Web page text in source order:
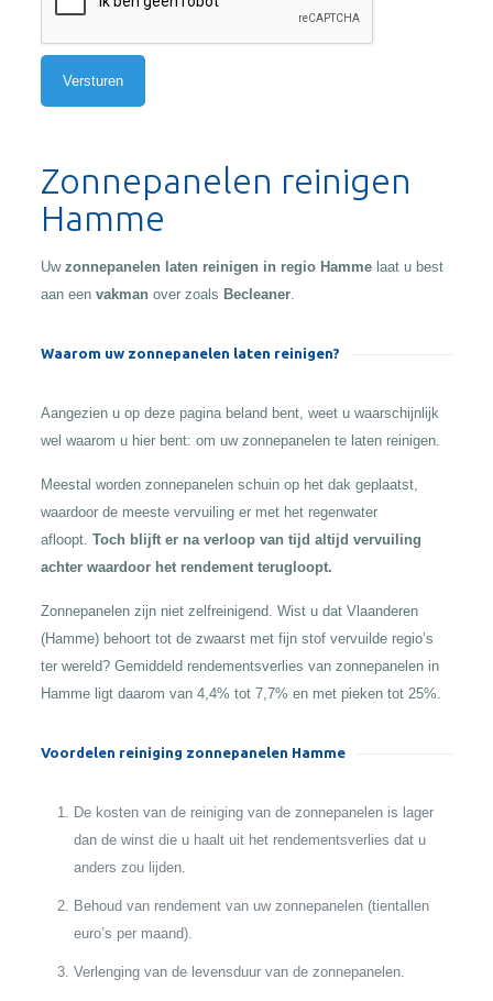
Zonnepanelen reinigen
Hamme
Uw zonnepanelen laten reinigen in regio Hamme laat u best
aan een vakman over zoals Becleaner.
Waarom uw zonnepanelen laten reinigen?
Aangezien u op deze pagina beland bent, weet u waarschijnlijk
wel waarom u hier bent: om uw zonnepanelen te laten reinigen.
Meestal worden zonnepanelen schuin op het dak geplaatst,
waardoor de meeste vervuiling er met het regenwater
afloopt. Toch blijft er na verloop van tijd altijd vervuiling
achter waardoor het rendement terugloopt.
Zonnepanelen zijn niet zelfreinigend. Wist u dat Vlaanderen
(Hamme) behoort tot de zwaarst met fijn stof vervuilde regio’s
ter wereld? Gemiddeld rendementsverlies van zonnepanelen in
Hamme ligt daarom van 4,4% tot 7,7% en met pieken tot 25%.
Voordelen reiniging zonnepanelen Hamme
De kosten van de reiniging van de zonnepanelen is lager
dan de winst die u haalt uit het rendementsverlies dat u
anders zou lijden.
Behoud van rendement van uw zonnepanelen (tientallen
euro’s per maand).
Verlenging van de levensduur van de zonnepanelen.